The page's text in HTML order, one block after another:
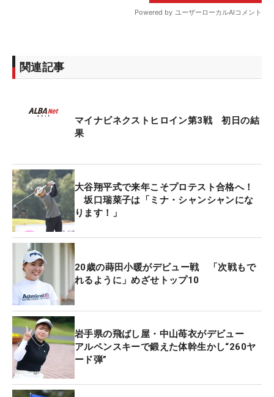
関連記事
マイナビネクストヒロイン第3戦 初日の結
果
大谷翔平式で来年こそプロテスト合格へ！
坂口瑞菜子は「ミナ・シャンシャンにな
ります！」
20歳の蒔田小暖がデビュー戦 「次戦もで
れるように」めざせトップ10
岩手県の飛ばし屋・中山苺衣がデビュー
アルペンスキーで鍛えた体幹生かし“260ヤ
ード弾”